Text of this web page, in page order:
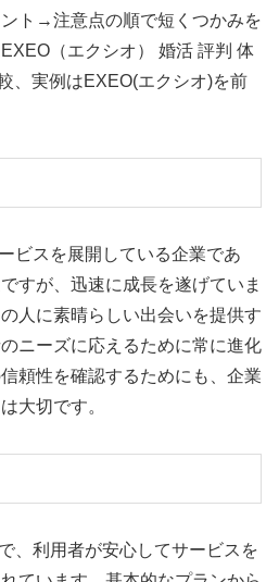
ト→注意点の順で短くつかみを
（エクシオ） 婚活 評判 体
、実例はEXEO(エクシオ)を前
ビスを展開している企業であ
すが、迅速に成長を遂げていま
人に素晴らしい出会いを提供す
ニーズに応えるために常に進化
頼性を確認するためにも、企業
大切です。
、利用者が安心してサービスを